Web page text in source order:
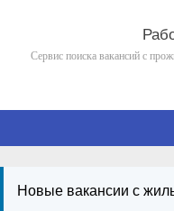
contentСервис поиска вакансий с
Новые вакансии с